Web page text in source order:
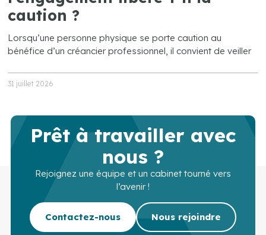
caution ?
Lorsqu’une personne physique se porte caution au
bénéfice d’un créancier professionnel, il convient de veiller
31 juillet 2026
Prêt à travailler avec
nous ?
Rejoignez une équipe et un cabinet tourné vers
l’avenir !
Contactez-nous Nous rejoindre